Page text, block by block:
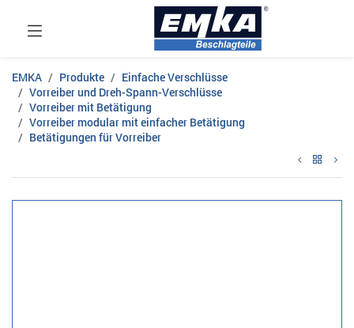
EMKA Produkte
Einfache Verschlüsse
Vorreiber und Dreh-Spann-Verschlüsse
Vorreiber mit Betätigung
Vorreiber modular mit einfacher Betätigung
Betätigungen für Vorreiber